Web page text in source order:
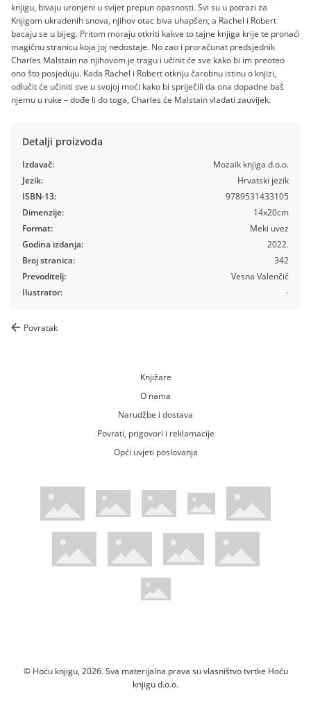
knjigu, bivaju uronjeni u svijet prepun opasnosti. Svi su u potrazi za
Knjigom ukradenih snova, njihov otac biva uhapšen, a Rachel i Robert
bacaju se u bijeg. Pritom moraju otkriti kakve to tajne knjiga krije te pronaći
magičnu stranicu koja joj nedostaje. No zao i proračunat predsjednik
Charles Malstain na njihovom je tragu i učinit će sve kako bi im preoteo
ono što posjeduju. Kada Rachel i Robert otkriju čarobnu istinu o knjizi,
odlučit će učiniti sve u svojoj moći kako bi spriječili da ona dopadne baš
njemu u ruke – dođe li do toga, Charles će Malstain vladati zauvijek.
Detalji proizvoda
Izdavač:
Jezik:
ISBN-13:
Dimenzije:
Format:
Godina izdanja:
Broj stranica:
Prevoditelj:
Ilustrator:
Mozaik knjiga d.o.o.
Hrvatski jezik
9789531433105
14x20cm
Meki uvez
2022.
342
Vesna Valenčić
-
Povratak
Knjižare
O nama
Narudžbe i dostava
Povrati, prigovori i reklamacije
Opći uvjeti poslovanja
WsPay web stranicaMaestro web stranicaMastercard web stranicaAmerican Express web stranica
Visa web stranica
Diners web stranicaTrustwave certificiranoMastercard sigurnosni kod web
Pci Dss certificirano
Verified by Visa web stranica
© Hoću knjigu, 2026. Sva materijalna prava su vlasništvo tvrtke Hoću
knjigu d.o.o.